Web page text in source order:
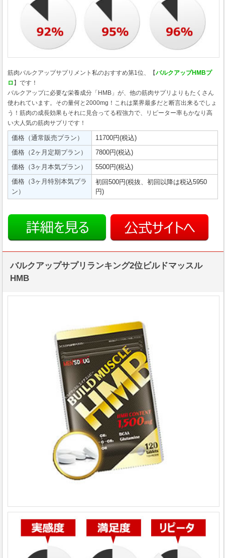
筋肉バルクアップサプリメント私のおすすめ第1位、【バルクアップHMBプ
ロ 】です！
バルクアップに必要な栄養成分「HMB」が、他の筋肉サプリよりもたくさん
使われています。その量何と2000mg！これは業界最多だと断言出来るでしょ
う！筋肉の成長効果もそれに見合ってる程強力で、リピーター率もかなり高
い大人気の筋肉サプリです！
価格（通常販売プラン）
11700円(税込)
価格（2ヶ月定期プラン）
7800円(税込)
価格（3ヶ月本気プラン）
5500円(税込)
価格（3ヶ月特別本気プラ
ン）
初回500円(税抜、初回以降は税込5950
円)
バルクアップサプリランキング2位ビルドマッスル
HMB